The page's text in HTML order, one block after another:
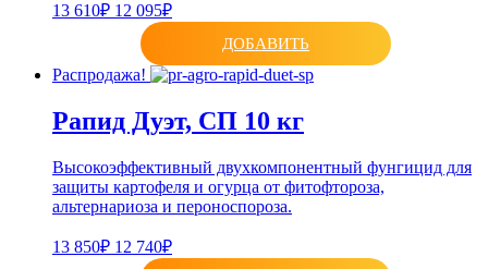
13 610₽ 12 095₽
ДОБАВИТЬ
Распродажа!
Рапид Дуэт, СП 10 кг
Высокоэффективный двухкомпонентный фунгицид для
защиты картофеля и огурца от фитофтороза,
альтернариоза и пероноспороза.
13 850₽ 12 740₽